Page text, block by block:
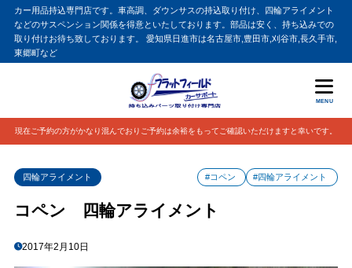
カー用品持込専門店です。車高調、ダウンサスの持込取り付け、四輪アライメント
などのサスペンション関係を得意といたしております。部品は安く、持ち込みでの
取り付けお待ち致しております。 愛知県日進市は名古屋市,豊田市,刈谷市,長久手市,
東郷町など
MENU
現在ご予約の方がかなり混んでおりご予約は余裕をもってご確認いただけますと幸いです。
四輪アライメント #コペン #四輪アライメント
コペン 四輪アライメント
2017年2月10日